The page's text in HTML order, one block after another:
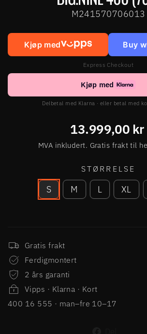
M241570706013
Kjøp med Buy
Express Checkout
Kjøp med
Delbetal med Klarna · eller betal med
Ordinær
13.999,00 kr
MVA inkludert. Gratis frakt til
STØRRELSE
S M L XL
Gratis frakt
Ferdigmontert
2 års garanti
Vipps · Klarna · Kort
400 16 555 · man–fre 10–17